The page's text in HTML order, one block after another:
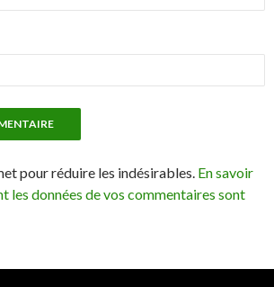
pour réduire les indésirables. En savoir
les données de vos commentaires sont